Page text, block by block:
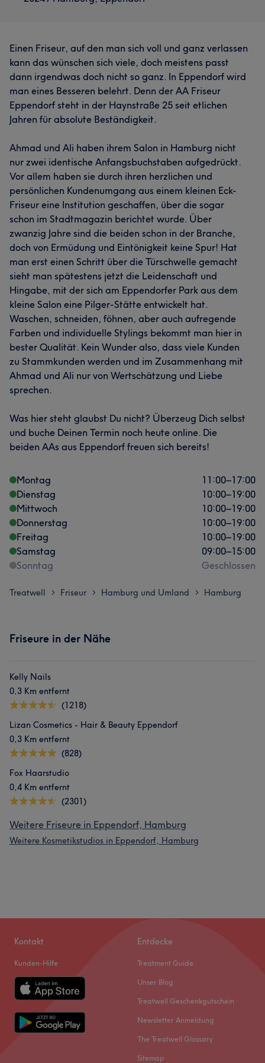
Einen Friseur, auf den man sich voll und ganz verlassen
kann das wünschen sich viele, doch meistens passt
dann irgendwas doch nicht so ganz. In Eppendorf wird
man eines Besseren belehrt. Denn der AA Friseur
Eppendorf steht in der Haynstraße 25 seit etlichen
Jahren für absolute Beständigkeit.
Ahmad und Ali haben ihrem Salon in Hamburg nicht
nur zwei identische Anfangsbuchstaben aufgedrückt.
Vor allem haben sie durch ihren herzlichen und
persönlichen Kundenumgang aus einem kleinen Eck-
Friseur eine Institution geschaffen, über die sogar
schon im Stadtmagazin berichtet wurde. Über
zwanzig Jahre sind die beiden schon in der Branche,
doch von Ermüdung und Eintönigkeit keine Spur! Hat
man erst einen Schritt über die Türschwelle gemacht
sieht man spätestens jetzt die Leidenschaft und
Hingabe, mit der sich am Eppendorfer Park aus dem
kleine Salon eine Pilger-Stätte entwickelt hat.
Waschen, schneiden, föhnen, aber auch aufregende
Farben und individuelle Stylings bekommt man hier in
bester Qualität. Kein Wunder also, dass viele Kunden
zu Stammkunden werden und im Zusammenhang mit
Ahmad und Ali nur von Wertschätzung und Liebe
sprechen.
Was hier steht glaubst Du nicht? Überzeug Dich selbst
und buche Deinen Termin noch heute online. Die
beiden AAs aus Eppendorf freuen sich bereits!
Montag 11:00–17:00
Dienstag
10:00–19:00
Mittwoch
10:00–19:00
Donnerstag
10:00–19:00
Freitag
10:00–19:00
Samstag
09:00–15:00
Sonntag
Geschlossen
Treatwell > Friseur > Hamburg und Umland > Hamburg
Friseure in der Nähe
Kelly Nails
0,3 Km entfernt
(1218)
Lizan Cosmetics - Hair & Beauty Eppendorf
0,3 Km entfernt
(828)
Fox Haarstudio
0,4 Km entfernt
(2301)
Weitere Friseure in Eppendorf, Hamburg
Weitere Kosmetikstudios in Eppendorf, Hamburg
Kontakt
Kunden-Hilfe
Entdecke
Treatment Guide
Unser Blog
Treatwell Geschenkgutschein
Newsletter Anmeldung
The Treatwell Glossary
Sitemap